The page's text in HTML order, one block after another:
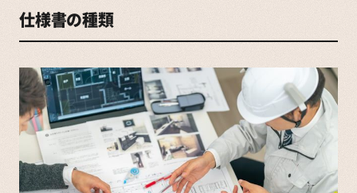
仕様書の種類